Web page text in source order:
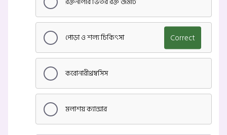
পোড়া ও শল্য চিকিৎসা Correct
করোনারীথ্রম্বসিস
মলাশয় ক্যান্সার